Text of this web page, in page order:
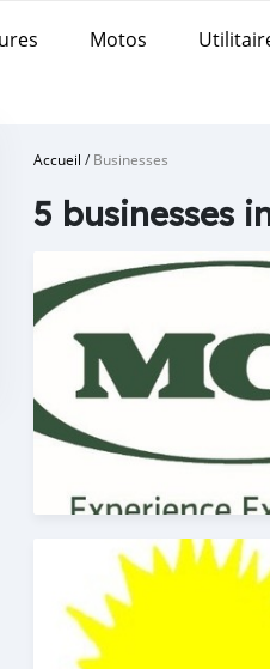
Motos
Accueil /Businesses
5 businesses